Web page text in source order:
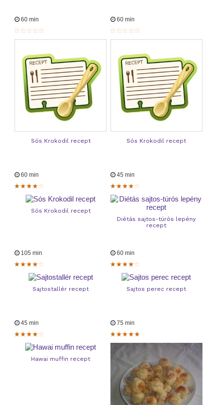
60 min
Sós Krokodil recept
60 min
Sós Krokodil recept
60 min
Sós Krokodil recept
45 min
Diétás sajtos-túrós lepény
recept
105 min
Sajtostallér recept
60 min
Sajtos perec recept
45 min
Hawai muffin recept
75 min